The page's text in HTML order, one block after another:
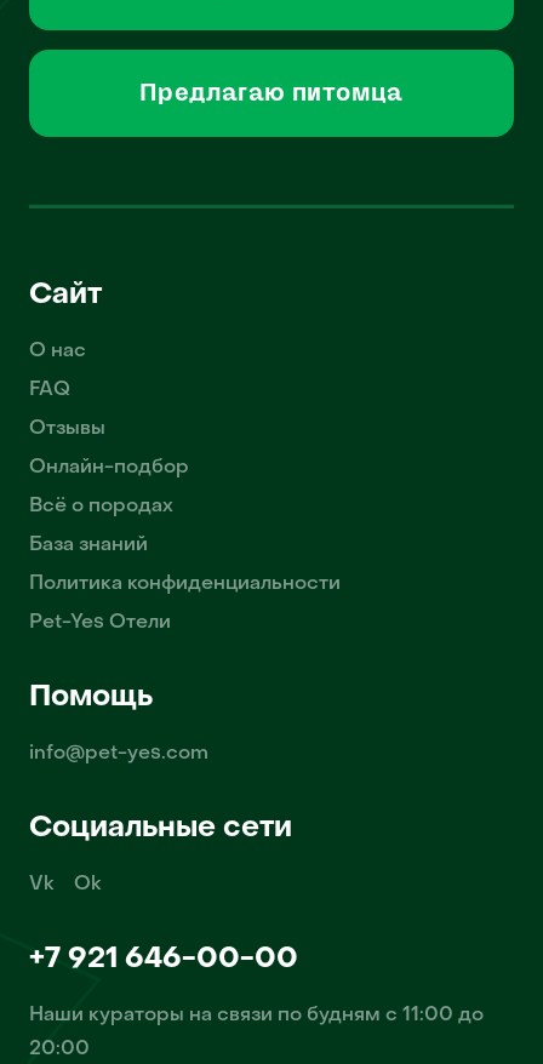
Предлагаю питомца
Сайт
О нас
FAQ
Отзывы
Онлайн-подбор
Всё о породах
База знаний
Политика конфиденциальности
Pet-Yes Отели
Помощь
info@pet-yes.com
Социальные сети
Vk Ok
+7 921 646-00-00
Наши кураторы на связи по будням с 11:00 до
20:00